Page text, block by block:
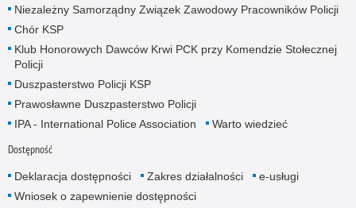
Niezależny Samorządny Związek Zawodowy Pracowników Policji
Chór KSP
Klub Honorowych Dawców Krwi PCK przy Komendzie Stołecznej
Policji
Duszpasterstwo Policji KSP
Prawosławne Duszpasterstwo Policji
IPA - International Police Association
Warto wiedzieć
Dostępność
Deklaracja dostępności Zakres działalności
e-usługi
Wniosek o zapewnienie dostępności